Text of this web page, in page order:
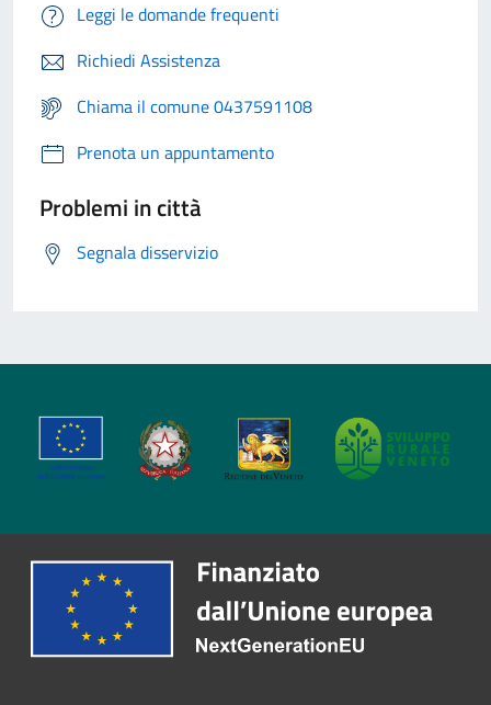
Leggi le domande frequenti
Richiedi Assistenza
Chiama il comune 0437591108
Prenota un appuntamento
Problemi in città
Segnala disservizio